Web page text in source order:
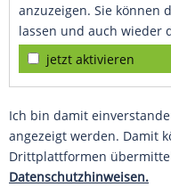
anzuzeigen. Sie können
lassen und auch wieder
jetzt aktivieren
Ich bin damit
angezeigt werden. Damit
Drittplattformen
Datenschutzhinweisen.